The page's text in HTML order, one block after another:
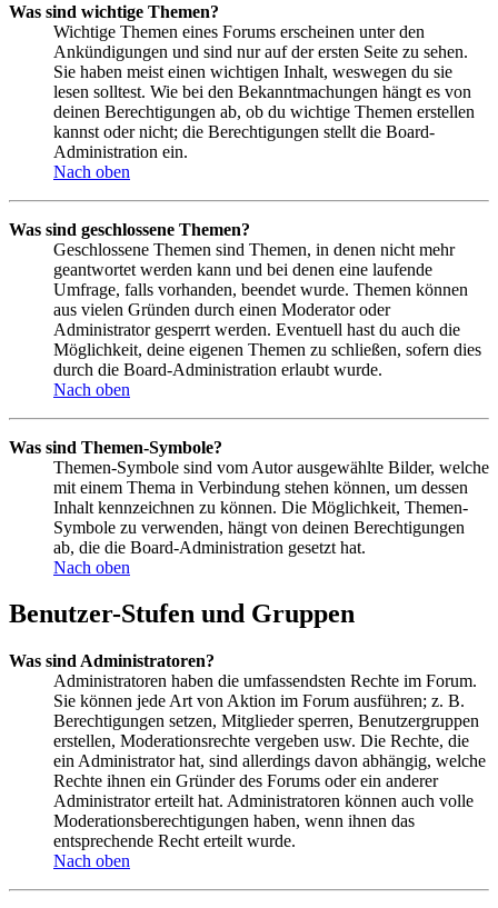
Was sind wichtige Themen?
Wichtige Themen eines Forums erscheinen unter den
Ankündigungen und sind nur auf der ersten Seite zu sehen.
Sie haben meist einen wichtigen Inhalt, weswegen du sie
lesen solltest. Wie bei den Bekanntmachungen hängt es von
deinen Berechtigungen ab, ob du wichtige Themen erstellen
kannst oder nicht; die Berechtigungen stellt die Board-
Administration ein.
Nach oben
Was sind geschlossene Themen?
Geschlossene Themen sind Themen, in denen nicht mehr
geantwortet werden kann und bei denen eine laufende
Umfrage, falls vorhanden, beendet wurde. Themen können
aus vielen Gründen durch einen Moderator oder
Administrator gesperrt werden. Eventuell hast du auch die
Möglichkeit, deine eigenen Themen zu schließen, sofern dies
durch die Board-Administration erlaubt wurde.
Nach oben
Was sind Themen-Symbole?
Themen-Symbole sind vom Autor ausgewählte Bilder, welche
mit einem Thema in Verbindung stehen können, um dessen
Inhalt kennzeichnen zu können. Die Möglichkeit, Themen-
Symbole zu verwenden, hängt von deinen Berechtigungen
ab, die die Board-Administration gesetzt hat.
Nach oben
Benutzer-Stufen und Gruppen
Was sind Administratoren?
Administratoren haben die umfassendsten Rechte im Forum.
Sie können jede Art von Aktion im Forum ausführen; z. B.
Berechtigungen setzen, Mitglieder sperren, Benutzergruppen
erstellen, Moderationsrechte vergeben usw. Die Rechte, die
ein Administrator hat, sind allerdings davon abhängig, welche
Rechte ihnen ein Gründer des Forums oder ein anderer
Administrator erteilt hat. Administratoren können auch volle
Moderationsberechtigungen haben, wenn ihnen das
entsprechende Recht erteilt wurde.
Nach oben